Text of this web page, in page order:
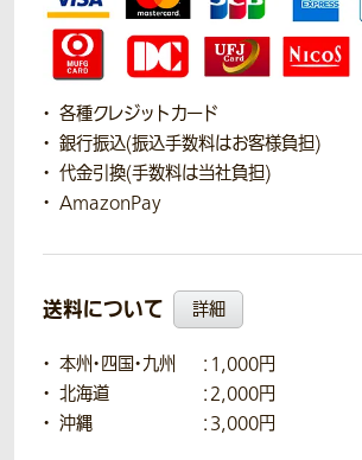
各種クレジットカード
銀行振込(振込手数料はお客様負担)
代金引換(手数料は当社負担)
AmazonPay
送料について 詳細
本州・四国・九州
：1,000円
北海道
：2,000円
沖縄
：3,000円